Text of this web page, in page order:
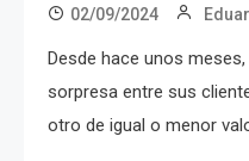
02/09/2024
Desde hace unos
sorpresa entre sus
otro de igual o menor